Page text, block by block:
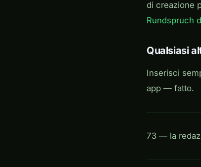
di creazione
Rundspruch
Qualsiasi
Inserisci
app — fatto.
73 — la